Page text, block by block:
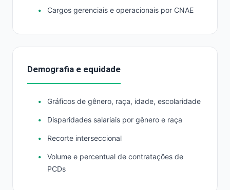
Cargos gerenciais e operacionais por CNAE
Demografia e equidade
Gráficos de gênero, raça, idade, escolaridade
Disparidades salariais por gênero e raça
Recorte interseccional
Volume e percentual de contratações de
PCDs